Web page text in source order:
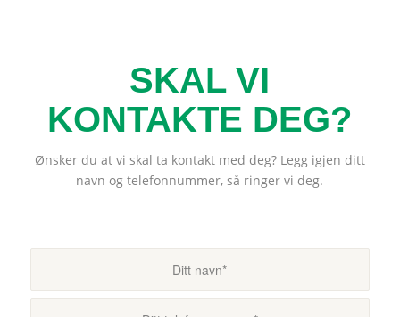
SKAL VI
KONTAKTE DEG?
Ønsker du at vi skal ta kontakt med deg? Legg igjen ditt
navn og telefonnummer, så ringer vi deg.